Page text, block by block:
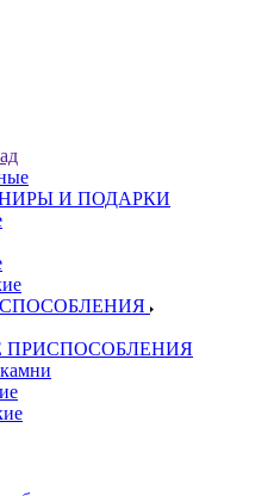
И ПОДАРКИ
ПРИСПОСОБЛЕНИЯ